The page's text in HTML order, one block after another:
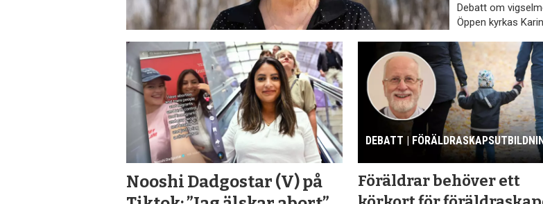
Debatt om
Öppen kyrkas
Nooshi Dadgostar (V) på
DEBATT |
Föräldrar behöver ett